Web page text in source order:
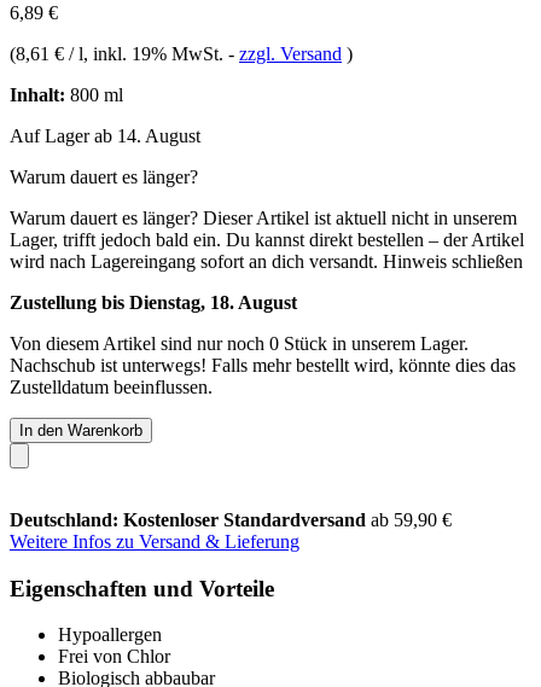
6,89 €
(8,61 € / l, inkl. 19% MwSt. - zzgl. Versand )
Inhalt: 800 ml
Auf Lager ab 14. August
Warum dauert es länger?
Warum dauert es länger? Dieser Artikel ist aktuell nicht in unserem
Lager, trifft jedoch bald ein. Du kannst direkt bestellen – der Artikel
wird nach Lagereingang sofort an dich versandt. Hinweis schließen
Zustellung bis Dienstag, 18. August
Von diesem Artikel sind nur noch 0 Stück in unserem Lager.
Nachschub ist unterwegs! Falls mehr bestellt wird, könnte dies das
Zustelldatum beeinflussen.
In den Warenkorb
Deutschland: Kostenloser Standardversand ab 59,90 €
Weitere Infos zu Versand & Lieferung
Eigenschaften und Vorteile
Hypoallergen
Frei von Chlor
Biologisch abbaubar